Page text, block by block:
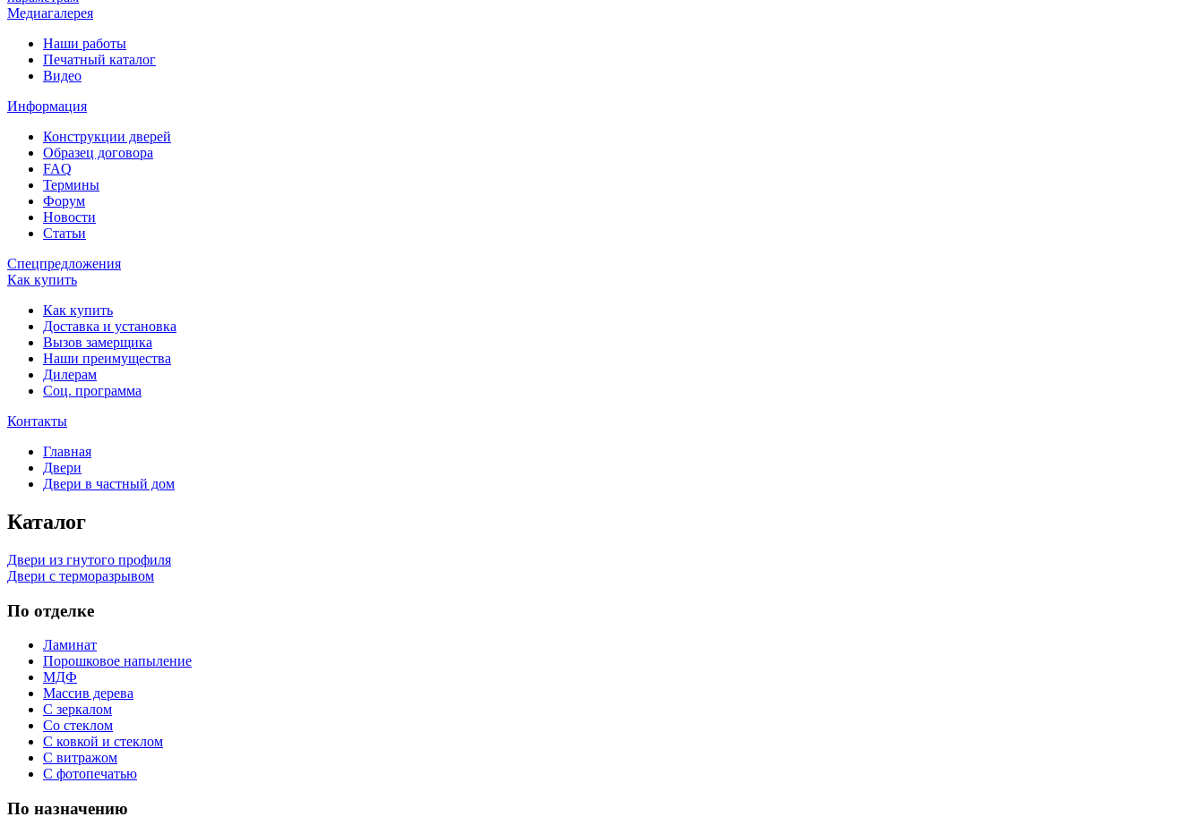
Медиагалерея
Наши работы
Печатный каталог
Видео
Информация
Конструкции дверей
Образец договора
FAQ
Термины
Форум
Новости
Статьи
Спецпредложения
Как купить
Как купить
Доставка и установка
Вызов замерщика
Наши преимущества
Дилерам
Соц. программа
Контакты
Главная
Двери
Двери в частный дом
Каталог
Двери из гнутого профиля
Двери с терморазрывом
По отделке
Ламинат
Порошковое напыление
МДФ
Массив дерева
С зеркалом
Со стеклом
С ковкой и стеклом
С витражом
С фотопечатью
По назначению